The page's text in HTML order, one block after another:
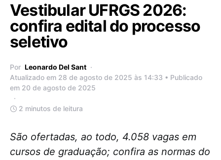
Vestibular UFRGS 2026:
confira edital do processo
seletivo
Por Leonardo Del Sant
Atualizado em 28 de agosto de 2025 às 14:33 • Publicado
em 20 de agosto de 2025
2 minutos de leitura
São ofertadas, ao todo, 4.058 vagas em
cursos de graduação; confira as normas do